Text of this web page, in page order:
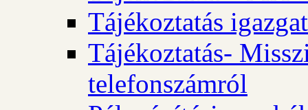
Tájékoztatás
Tájékoztatás-
telefonszámról